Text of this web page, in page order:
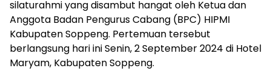
silaturahmi yang disambut hangat oleh Ketua dan
Anggota Badan Pengurus Cabang (BPC) HIPMI
Kabupaten Soppeng. Pertemuan tersebut
berlangsung hari ini Senin, 2 September 2024 di Hotel
Maryam, Kabupaten Soppeng.